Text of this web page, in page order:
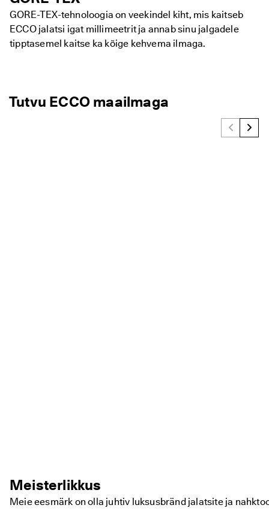
GORE-TEX-tehnoloogia on veekindel kiht, mis kaitseb
ECCO jalatsi igat millimeetrit ja annab sinu jalgadele
tipptasemel kaitse ka kõige kehvema ilmaga.
Tutvu ECCO maailmaga
Meisterlikkus